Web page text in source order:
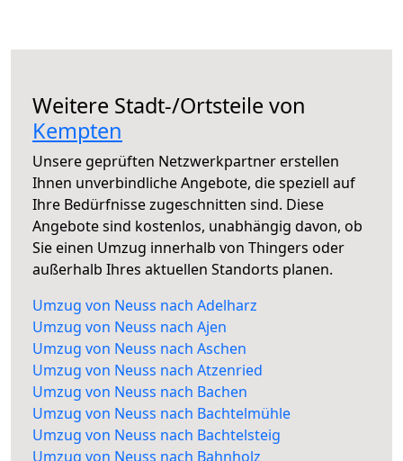
Weitere Stadt-/Ortsteile von
Kempten
Unsere geprüften Netzwerkpartner erstellen
Ihnen unverbindliche Angebote, die speziell auf
Ihre Bedürfnisse zugeschnitten sind. Diese
Angebote sind kostenlos, unabhängig davon, ob
Sie einen Umzug innerhalb von Thingers oder
außerhalb Ihres aktuellen Standorts planen.
Umzug von Neuss nach Adelharz
Umzug von Neuss nach Ajen
Umzug von Neuss nach Aschen
Umzug von Neuss nach Atzenried
Umzug von Neuss nach Bachen
Umzug von Neuss nach Bachtelmühle
Umzug von Neuss nach Bachtelsteig
Umzug von Neuss nach Bahnholz